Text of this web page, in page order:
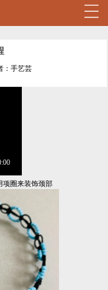
：手艺芸
项圈来装饰颈部